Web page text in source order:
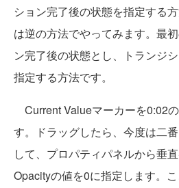
ション完了後の状態を指定する
は逆の方法でやってみます。最
ン完了後の状態とし、トランジ
指定する方法です。
Current Valueマーカーを0:02
す。ドラッグしたら、今度は二
して、プロパティパネルから垂直
Opacityの値を0に指定します。